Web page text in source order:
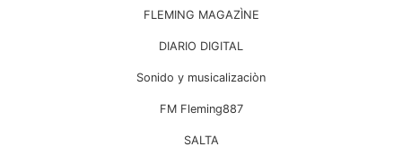
FLEMING MAGAZÌNE
DIARIO DIGITAL
Sonido y musicalizaciòn
FM Fleming887
SALTA